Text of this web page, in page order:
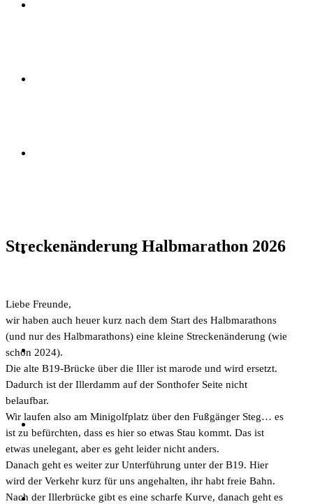
Streckenänderung Halbmarathon 2026
Liebe Freunde,
wir haben auch heuer kurz nach dem Start des Halbmarathons
(und nur des Halbmarathons) eine kleine Streckenänderung (wie
schon 2024).
Die alte B19-Brücke über die Iller ist marode und wird ersetzt.
Dadurch ist der Illerdamm auf der Sonthofer Seite nicht
belaufbar.
Wir laufen also am Minigolfplatz über den Fußgänger Steg… es
ist zu befürchten, dass es hier so etwas Stau kommt. Das ist
etwas unelegant, aber es geht leider nicht anders.
Danach geht es weiter zur Unterführung unter der B19. Hier
wird der Verkehr kurz für uns angehalten, ihr habt freie Bahn.
Nach der Illerbrücke gibt es eine scharfe Kurve, danach geht es